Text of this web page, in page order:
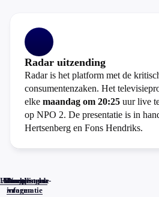
Radar uitzending
Radar is het platform met de
consumentenzaken. Het
elke maandag om 20:25 uur live
op NPO 2. De presentatie is in
Hertsenberg en Fons Hendriks.
Home
Actueel
Uitzendingen
Reacties
Programma-
informatie
Veelgestelde
vragen